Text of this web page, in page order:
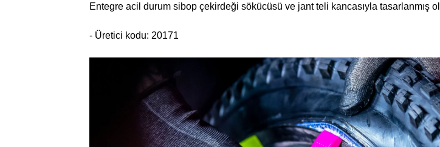
Entegre acil durum sibop çekirdeği sökücüsü ve jant teli kancasıyla tasarlanmış
- Üretici kodu: 20171